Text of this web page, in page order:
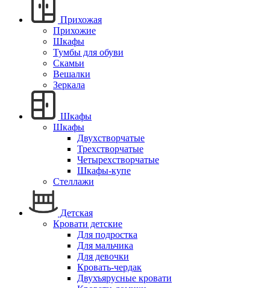
Прихожая
Прихожие
Шкафы
Тумбы для обуви
Скамьи
Вешалки
Зеркала
Шкафы
Шкафы
Двухстворчатые
Трехстворчатые
Четырехстворчатые
Шкафы-купе
Стеллажи
Детская
Кровати детские
Для подростка
Для мальчика
Для девочки
Кровать-чердак
Двухъярусные кровати